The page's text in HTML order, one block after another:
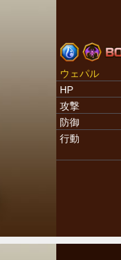
ウェパル
HP
攻撃
防御
行動